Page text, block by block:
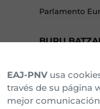
Parlamento
BURU
Araba Buru
Bizkai Buru
EAJ-PNV usa
través de su página
mejor